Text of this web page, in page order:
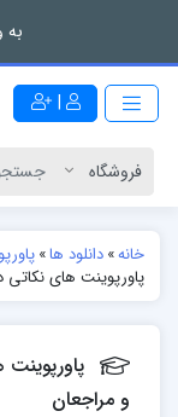
|
خانه»دانلود ها»
پاورپوینت های نکاتی
پاورپوینت
و مراجعان